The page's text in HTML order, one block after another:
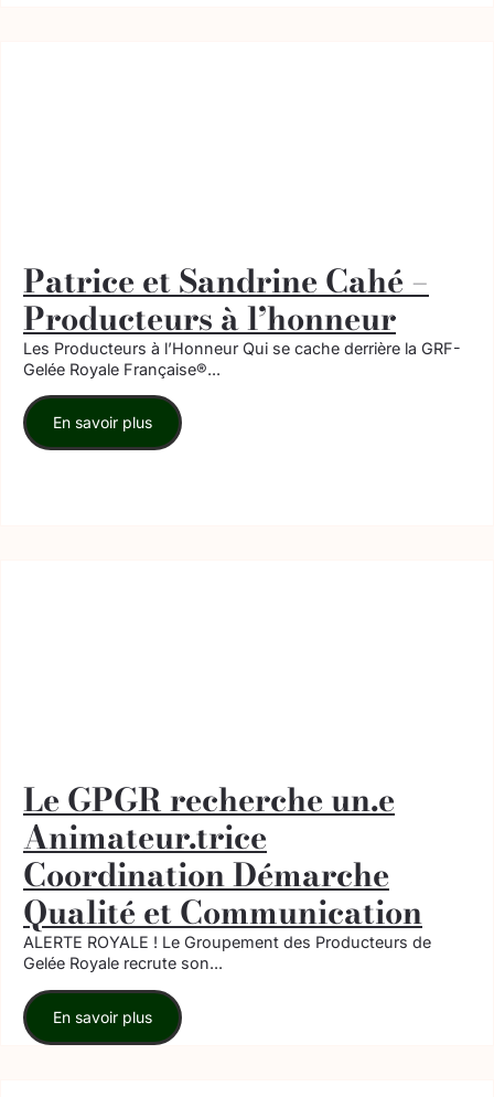
Patrice et Sandrine Cahé –
Producteurs à l’honneur
Les Producteurs à l’Honneur Qui se cache derrière la GRF-
Gelée Royale Française®...
En savoir plus
Le GPGR recherche un.e
Animateur.trice
Coordination Démarche
Qualité et Communication
ALERTE ROYALE ! Le Groupement des Producteurs de
Gelée Royale recrute son...
En savoir plus